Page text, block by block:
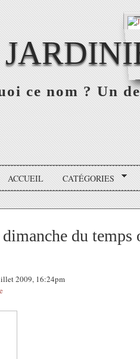
ce nom ? Un
ACCUEIL CATÉGORIES
du temps
2009, 16:24pm